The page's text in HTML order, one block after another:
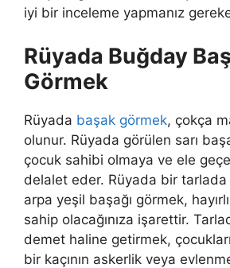
iyi bir inceleme yapmanız
Rüyada Buğday
Görmek
Rüyada başak görmek, çokça
olunur. Rüyada görülen sarı
çocuk sahibi olmaya ve ele
delalet eder. Rüyada bir
arpa yeşil başağı görmek,
sahip olacağınıza işarettir.
demet haline getirmek,
bir kaçının askerlik veya